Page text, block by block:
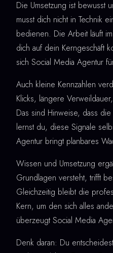
Die Umsetzung ist bewusst
musst dich nicht in Technik
bedienen. Die Arbeit läuft
dich auf dein Kerngeschäft
sich Social Media Agentur
Auch kleine Kennzahlen
Klicks, längere
Das sind Hinweise, dass
lernst du, diese Signale
Agentur bringt planbares
Wissen und Umsetzung
Grundlagen versteht, trifft
Gleichzeitig bleibt die
Kern, um den sich alles
überzeugt Social Media
Denk daran: Du